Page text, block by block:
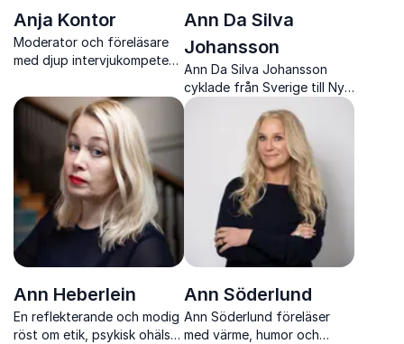
Anja Kontor
Moderator och föreläsare
med djup intervjukompetens
radio och stora liveevent.
Ann Da Silva
Johansson
Ann Da Silva Johansson
cyklade från Sverige till Nya
Zeeland och delar en
berörande föreläsning om
mod, möten och en
mänskligare värld.
Ann Heberlein
En reflekterande och modig
röst om etik, psykisk ohälsa
Ann Söderlund
Ann Söderlund föreläser
med värme, humor och